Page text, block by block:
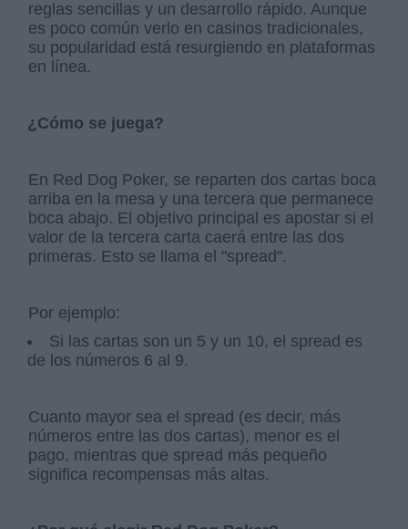
reglas sencillas y un desarrollo rápido. Aunque
es poco común verlo en casinos tradicionales,
su popularidad está resurgiendo en plataformas
en línea.
¿Cómo se juega?
En Red Dog Poker, se reparten dos cartas boca
arriba en la mesa y una tercera que permanece
boca abajo. El objetivo principal es apostar si el
valor de la tercera carta caerá entre las dos
primeras. Esto se llama el "spread".
Por ejemplo:
Si las cartas son un 5 y un 10, el spread es
de los números 6 al 9.
Cuanto mayor sea el spread (es decir, más
números entre las dos cartas), menor es el
pago, mientras que spread más pequeño
significa recompensas más altas.